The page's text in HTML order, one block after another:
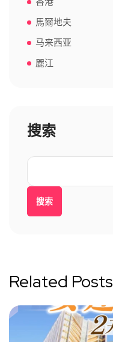
馬爾地夫
马来西亚
麗江
搜索
搜索
Related Posts